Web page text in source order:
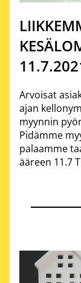
Arvoisat
ajan
myynnin
Pidämme
palaamme
ääreen 11.7